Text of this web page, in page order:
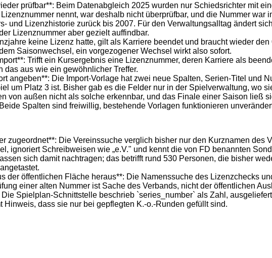
prüfbar**: Beim Datenabgleich 2025 wurden nur Schiedsrichter mit
nennt, war deshalb nicht überprüfbar, und die Nummer war
und Lizenzhistorie zurück bis 2007. Für den Verwaltungsalltag ändert
Lizenznummer aber gezielt auffindbar.
keine Lizenz hatte, gilt als Karriere beendet und braucht wieder
Saisonwechsel, ein vorgezogener Wechsel wirkt also sofort.
Trifft ein Kursergebnis eine Lizenznummer, deren Karriere als
das aus wie ein gewöhnlicher Treffer.
angeben**: Die Import-Vorlage hat zwei neue Spalten, Serien-Titel und
um Platz 3 ist. Bisher gab es die Felder nur in der Spielverwaltung, wo
von außen nicht als solche erkennbar, und das Finale einer Saison ließ
Spalten sind freiwillig, bestehende Vorlagen funktionieren
zugeordnet**: Die Vereinssuche verglich bisher nur den Kurznamen des
ignoriert Schreibweisen wie „e.V." und kennt die von FD benannten
sich damit nachtragen; das betrifft rund 530 Personen, die bisher
der öffentlichen Fläche heraus**: Die Namenssuche des Lizenzchecks
einer alten Nummer ist Sache des Verbands, nicht der öffentlichen
Spielplan-Schnittstelle beschrieb `series_number` als Zahl,
dass sie nur bei gepflegten K.-o.-Runden gefüllt sind.